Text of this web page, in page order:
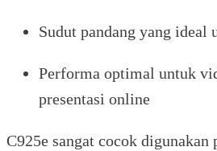
Sudut pandang yang ideal
Performa optimal untuk
presentasi online
C925e sangat cocok digunakan